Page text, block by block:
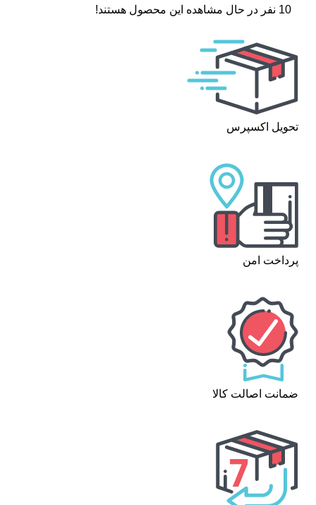
10 نفر در حال مشاهده این محصول هستند!
تحویل اکسپرس
پرداخت امن
ضمانت اصالت کالا